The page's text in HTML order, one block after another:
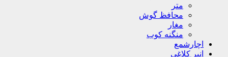
متر
محافظ گوش
مغار
منگنه کوب
اچارشمع
انبر کلاغی